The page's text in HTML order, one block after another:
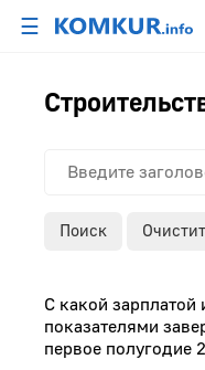
☰
Поиск
С какой зарплатой
показателями
первое полугодие